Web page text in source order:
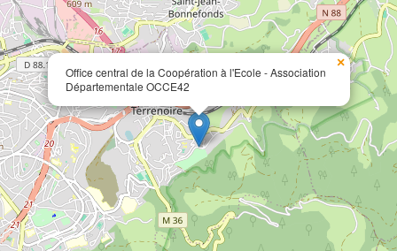
Office central de la Coopération à l'Ecole - Association
Départementale OCCE42
×